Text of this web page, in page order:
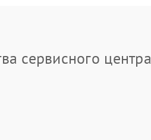
сервисного центра